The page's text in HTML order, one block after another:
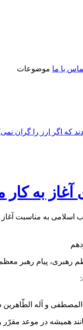
با ما موضوعات
که اگر ارز را گران
آغاز به
به مناسبت
رهبری، پیام رهبر
و آله الطّاهرین
همیشه در موعد مقرّر